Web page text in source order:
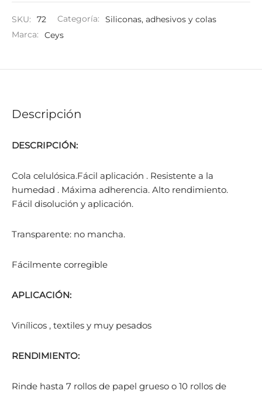
SKU: 72 Categoría:
Siliconas, adhesivos y colas
Marca:
Ceys
Descripción
DESCRIPCIÓN:
Cola celulósica.Fácil aplicación . Resistente a la
humedad . Máxima adherencia. Alto rendimiento.
Fácil disolución y aplicación.
Transparente: no mancha.
Fácilmente corregible
APLICACIÓN:
Vinílicos , textiles y muy pesados
RENDIMIENTO:
Rinde hasta 7 rollos de papel grueso o 10 rollos de